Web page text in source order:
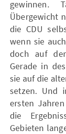
gewinnen.
Übergewicht
die CDU
wenn sie
doch auf
Gerade in
sie auf die
setzen. Und
ersten
die
Gebieten